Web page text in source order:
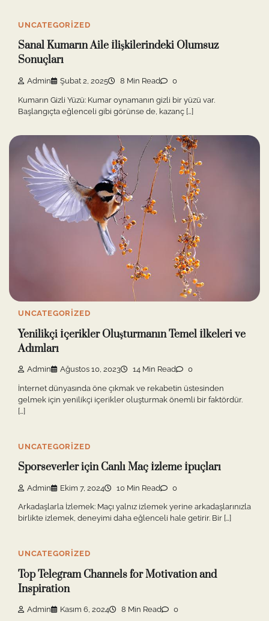
UNCATEGORIZED
Sanal Kumarın Aile İlişkilerindeki Olumsuz
Sonuçları
Admin Şubat 2, 2025 8 Min Read 0
Kumarın Gizli Yüzü: Kumar oynamanın gizli bir yüzü var.
Başlangıçta eğlenceli gibi görünse de, kazanç […]
UNCATEGORIZED
Yenilikçi İçerikler Oluşturmanın Temel İlkeleri ve
Adımları
Admin Ağustos 10, 2023 14 Min Read 0
İnternet dünyasında öne çıkmak ve rekabetin üstesinden
gelmek için yenilikçi içerikler oluşturmak önemli bir faktördür.
[…]
UNCATEGORIZED
Sporseverler için Canlı Maç İzleme İpuçları
Admin Ekim 7, 2024 10 Min Read 0
Arkadaşlarla İzlemek: Maçı yalnız izlemek yerine arkadaşlarınızla
birlikte izlemek, deneyimi daha eğlenceli hale getirir. Bir […]
UNCATEGORIZED
Top Telegram Channels for Motivation and
Inspiration
Admin Kasım 6, 2024 8 Min Read 0